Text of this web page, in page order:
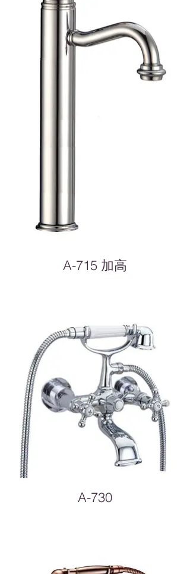
A-715 加高
A-730